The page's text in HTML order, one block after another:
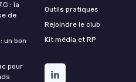
: la
de
un bon
pour
Outils pratiques
Rejoindre le club
Kit média et RP